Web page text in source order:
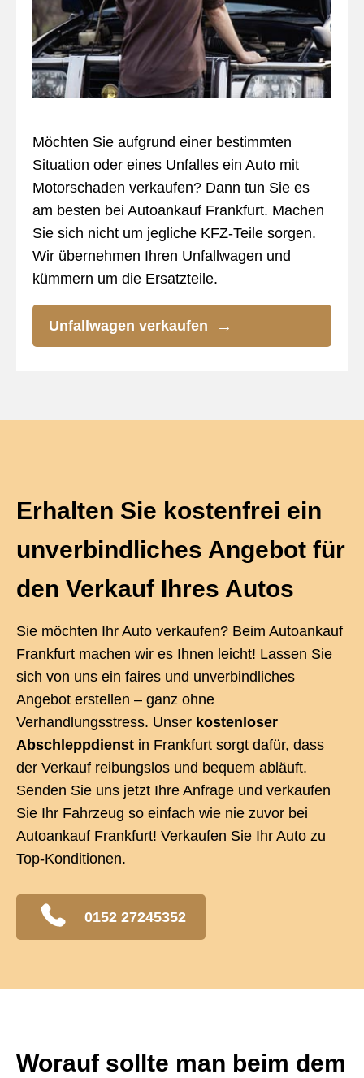
Möchten Sie aufgrund einer bestimmten
Situation oder eines Unfalles ein Auto mit
Motorschaden verkaufen? Dann tun Sie es
am besten bei Autoankauf Frankfurt. Machen
Sie sich nicht um jegliche KFZ-Teile sorgen.
Wir übernehmen Ihren Unfallwagen und
kümmern um die Ersatzteile.
Unfallwagen verkaufen
Erhalten Sie kostenfrei ein
unverbindliches Angebot für
den Verkauf Ihres Autos
Sie möchten Ihr Auto verkaufen? Beim Autoankauf
Frankfurt machen wir es Ihnen leicht! Lassen Sie
sich von uns ein faires und unverbindliches
Angebot erstellen – ganz ohne
Verhandlungsstress. Unser kostenloser
Abschleppdienst in Frankfurt sorgt dafür, dass
der Verkauf reibungslos und bequem abläuft.
Senden Sie uns jetzt Ihre Anfrage und verkaufen
Sie Ihr Fahrzeug so einfach wie nie zuvor bei
Autoankauf Frankfurt! Verkaufen Sie Ihr Auto zu
Top-Konditionen.
0152 27245352
Worauf sollte man beim dem